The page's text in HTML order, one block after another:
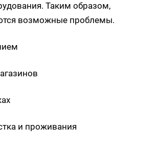
Таким образом,
возможные проблемы.
и проживания